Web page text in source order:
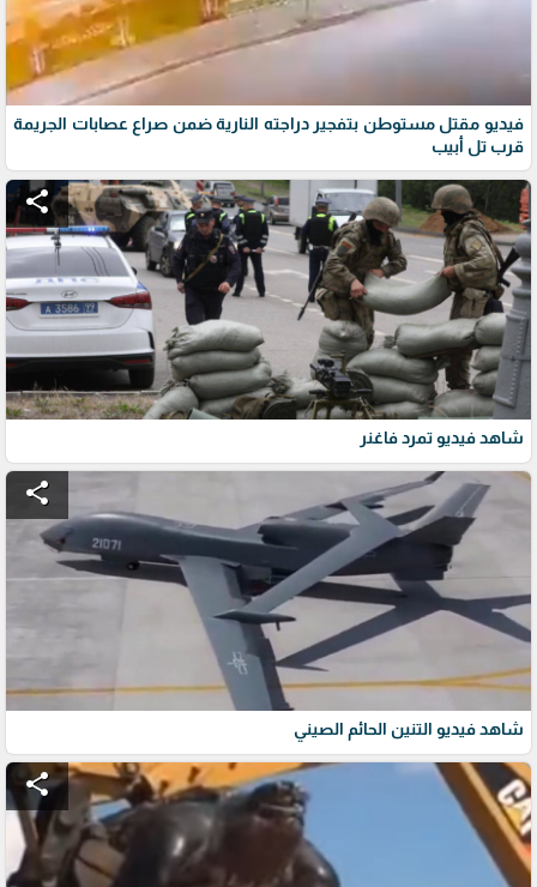
فيديو مقتل مستوطن بتفجير دراجته النارية ضمن صراع عصابات الجريمة
قرب تل أبيب
share
شاهد فيديو تمرد فاغنر
share
شاهد فيديو التنين الحائم الصيني
share